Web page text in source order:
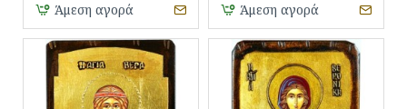
Άμεση αγορά Άμεση αγορά